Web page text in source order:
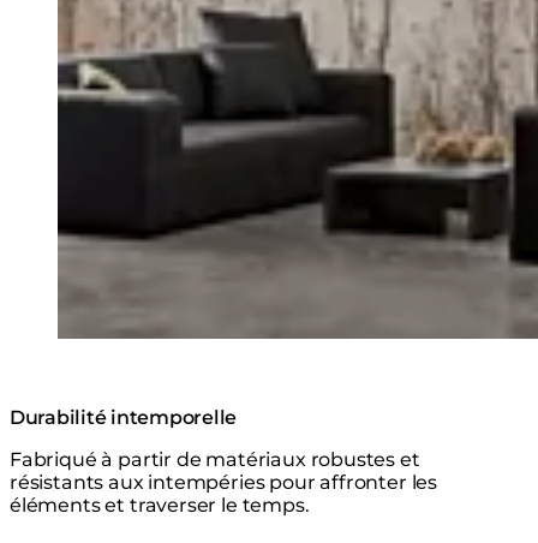
Durabilité intemporelle
Fabriqué à partir de matériaux robustes et
résistants aux intempéries pour affronter les
éléments et traverser le temps.